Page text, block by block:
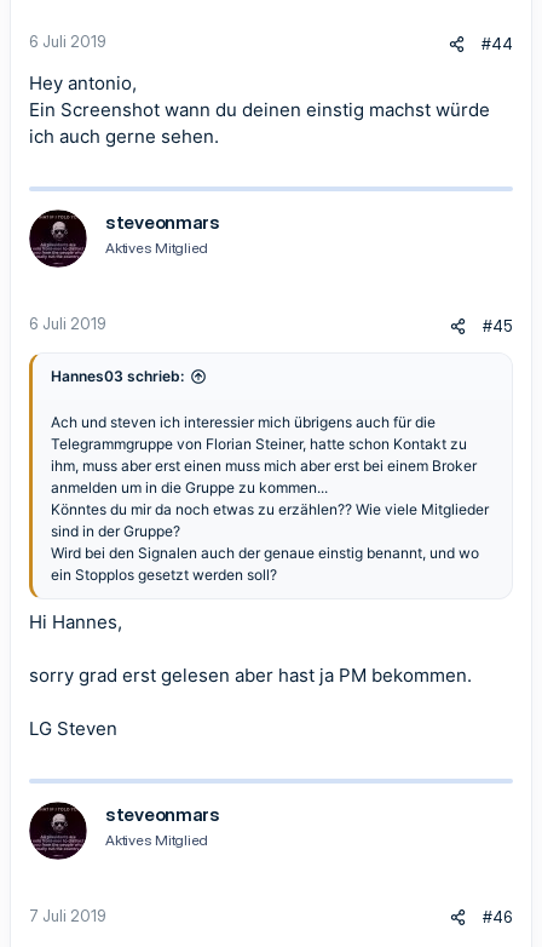
:
6 Juli 2019 #44
Hey antonio,
Ein Screenshot wann du deinen einstig machst würde
ich auch gerne sehen.
steveonmars
Aktives Mitglied
6 Juli 2019 #45
Hannes03 schrieb:
Ach und steven ich interessier mich übrigens auch für die
Telegrammgruppe von Florian Steiner, hatte schon Kontakt zu
ihm, muss aber erst einen muss mich aber erst bei einem Broker
anmelden um in die Gruppe zu kommen...
Könntes du mir da noch etwas zu erzählen?? Wie viele Mitglieder
sind in der Gruppe?
Wird bei den Signalen auch der genaue einstig benannt, und wo
ein Stopplos gesetzt werden soll?
Hi Hannes,
sorry grad erst gelesen aber hast ja PM bekommen.
LG Steven
steveonmars
Aktives Mitglied
7 Juli 2019 #46